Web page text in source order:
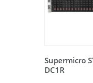
Supermicro
DC1R